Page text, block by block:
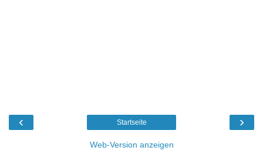
‹ ›
Startseite
Web-Version anzeigen